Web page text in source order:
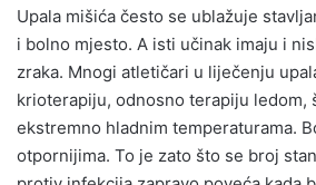
Upala mišića često se ublažuje
i bolno mjesto. A isti učinak imaju i
zraka. Mnogi atletičari u liječenju
krioterapiju, odnosno terapiju ledom,
ekstremno hladnim temperaturama.
otpornijima. To je zato što se broj